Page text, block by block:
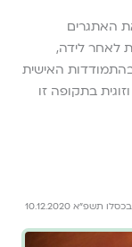
האתגרים
לאחר לידה,
האישית
בתקופה זו
תשפ״א 10.12.2020